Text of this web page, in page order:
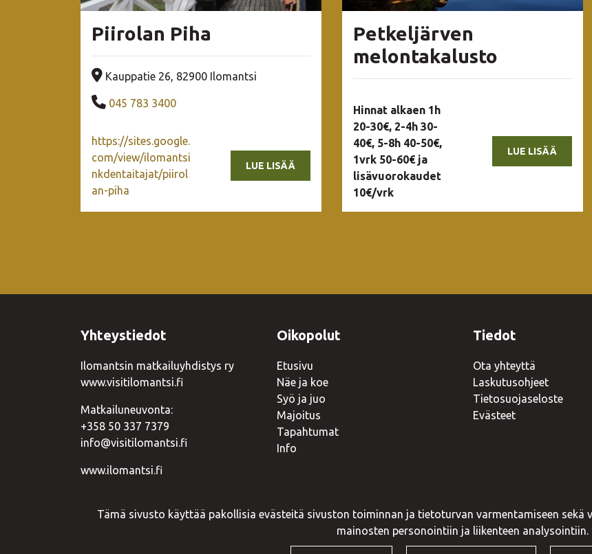
Tämä sivusto käyttää pakollisia evästeitä sivuston toiminnan ja tietoturvan varmentamiseen sekä
mainosten personointiin ja liikenteen analysointiin.
Piirolan Piha
Yrityksen osoite
Kauppatie 26, 82900 Ilomantsi
Yrityksen puhelinnumero
045 783 3400
https://sites.google.
com/view/ilomantsi
nkdentaitajat/piirol
an-piha
LUE LISÄÄ
Petkeljärven
melontakalusto
Hinnat alkaen 1h
20-30€, 2-4h 30-
40€, 5-8h 40-50€,
1vrk 50-60€ ja
lisävuorokaudet
10€/vrk
LUE LISÄÄ
Yhteystiedot
Ilomantsin matkailuyhdistys ry
www.visitilomantsi.fi
Matkailuneuvonta:
+358 50 337 7379
info@visitilomantsi.fi
www.ilomantsi.fi
Oikopolut
Etusivu
Näe ja koe
Syö ja juo
Majoitus
Tapahtumat
Info
Tiedot
Ota yhteyttä
Laskutusohjeet
Tietosuojaseloste
Evästeet